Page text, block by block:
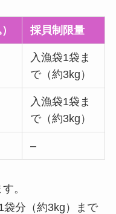
採貝制限量
入漁袋1袋ま
で（約3kg）
入漁袋1袋ま
で（約3kg）
–
。
分（約3kg）まで